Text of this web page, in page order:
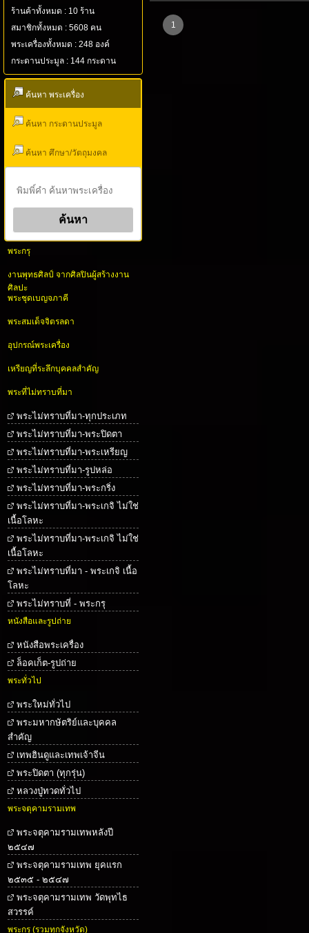
ร้านค้าทั้งหมด : 10 ร้าน
สมาชิกทั้งหมด : 5608 คน
พระเครื่องทั้งหมด : 248 องค์
กระดานประมูล : 144 กระดาน
ค้นหา พระเครื่อง
ค้นหา กระดานประมูล
ค้นหา ศึกษา/วัตถุมงคล
พระกรุ
งานพุทธศิลป์ จากศิลปินผู้สร้างงาน
ศิลปะ
พระชุดเบญจภาคี
พระสมเด็จจิตรลดา
อุปกรณ์พระเครื่อง
เหรียญที่ระลึกบุคคลสำคัญ
พระที่ไม่ทราบที่มา
พระไม่ทราบที่มา-ทุกประเภท
พระไม่ทราบที่มา-พระปิดตา
พระไม่ทราบที่มา-พระเหรียญ
พระไม่ทราบที่มา-รูปหล่อ
พระไม่ทราบที่มา-พระกริ่ง
พระไม่ทราบที่มา-พระเกจิ ไม่ใช่
เนื้อโลหะ
พระไม่ทราบที่มา-พระเกจิ ไม่ใช่
เนื้อโลหะ
พระไม่ทราบที่มา - พระเกจิ เนื้อ
โลหะ
พระไม่ทราบที่ - พระกรุ
หนังสือและรูปถ่าย
หนังสือพระเครื่อง
ล็อคเก็ต-รูปถ่าย
พระทั่วไป
พระใหม่ทั่วไป
พระมหากษัตริย์และบุคคล
สำคัญ
เทพฮินดูและเทพเจ้าจีน
พระปิดตา (ทุกรุ่น)
หลวงปู่ทวดทั่วไป
พระจตุคามรามเทพ
พระจตุคามรามเทพหลังปี
๒๕๔๗
พระจตุคามรามเทพ ยุคแรก
๒๕๓๕ - ๒๕๔๗
พระจตุคามรามเทพ วัดพุทไธ
สวรรค์
พระกรุ (รวมทุกจังหวัด)
1